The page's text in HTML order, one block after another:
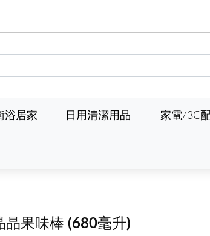
浴居家 日用清潔用品 家電/3C
晶果味棒 (680毫升)